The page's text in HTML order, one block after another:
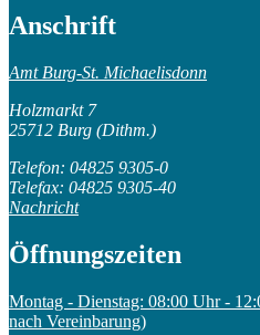
Anschrift
Amt Burg-St. Michaelisdonn
Holzmarkt 7
25712 Burg (Dithm.)
Telefon: 04825 9305-0
Telefax: 04825 9305-40
Nachricht
Öffnungszeiten
Montag - Dienstag: 08:00 Uhr -
nach Vereinbarung)